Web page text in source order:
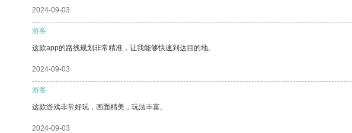
2024-09-03
游客
这款app的路线规划非常精准，让我能够快速到达目的地。
2024-09-03
游客
这款游戏非常好玩，画面精美，玩法丰富。
2024-09-03